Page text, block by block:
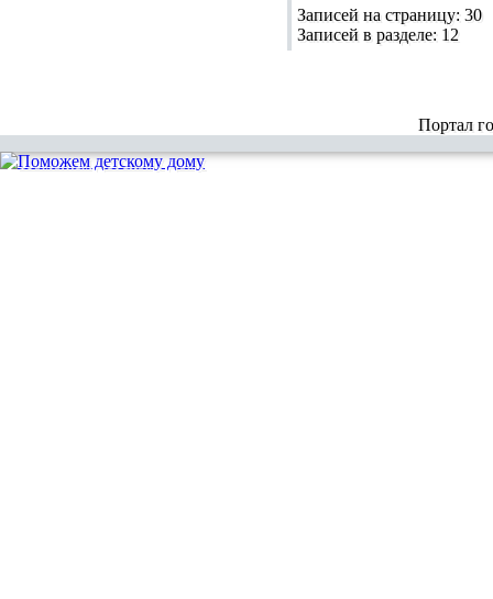
Записей на страницу: 30
Записей в разделе: 12
Портал